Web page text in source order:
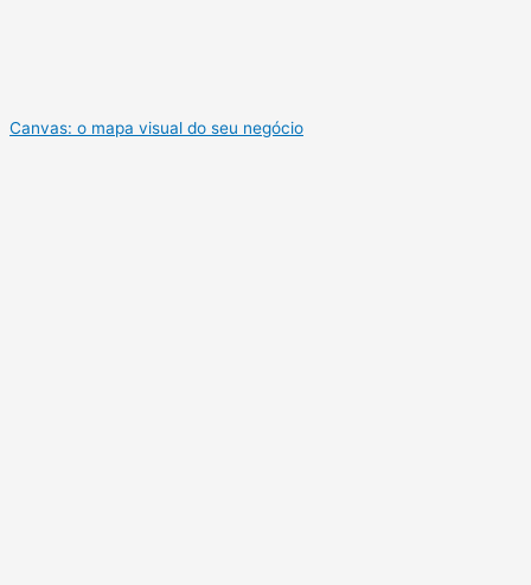
Canvas: o mapa visual do seu negócio